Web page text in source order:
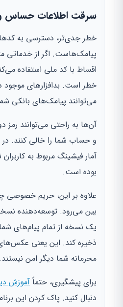
سرقت اطلاعات
خطر جدی‌تر، دسترسی به
پیامک‌هاست. اگر از خدماتی
اقساط با کد ملی استفاده
خطر است. بدافزارهای موجود
می‌توانند پیامک‌های بانکی
آن‌ها به راحتی می‌توانند رمز
آمار فیشینگ مربوط به
بوده است.
علاوه بر این، حریم خصوصی
بین می‌رود. توسعه‌دهنده
یک نسخه از تمام پیام‌های
ذخیره کند. این یعنی
محرمانه شما دیگر امن نیستند.
برای پیشگیری، حتماً آموزش
دنبال کنید. پاک کردن این